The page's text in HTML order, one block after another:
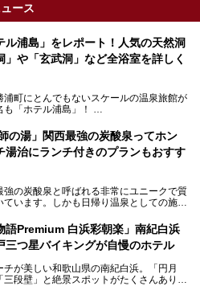
ース
ル浦島」をレポート！人気の天然洞
」や「玄武洞」など全浴室を詳しく
浦町にとんでもないスケールの温泉旅館が
「ホテル浦島」！
スカレーターで「本館」と「山上館」を結
絶景も。
ち5ヵ所までは日帰り入浴も可。可愛ら
送迎船「浦島丸」に乗っていざ、温泉の
町【PR】
浦町のPR記事です。
の湯」関西最強の炭酸泉ってホン
湯治にランチ付きのプランもおすす
強の炭酸泉と呼ばれる非常にユニークで質
います。しかも日帰り温泉としての施設
番のお風呂にはパリパリシャリシャリと膜
砕きながら入浴できるとか！
処メニューも紹介しちゃいます！
語Premium 白浜彩朝楽」南紀白浜
三つ星バイキングが自慢のホテル
チが美しい和歌山県の南紀白浜。「円月
段壁」と絶景スポットがたくさんありま